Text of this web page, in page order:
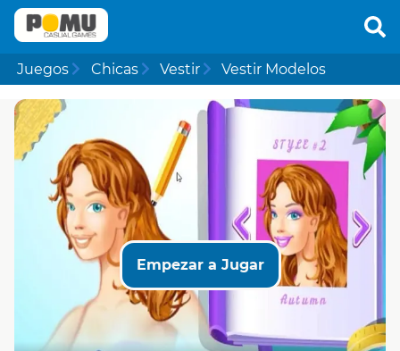
Juegos Chicas Vestir Vestir Modelos
Empezar a Jugar